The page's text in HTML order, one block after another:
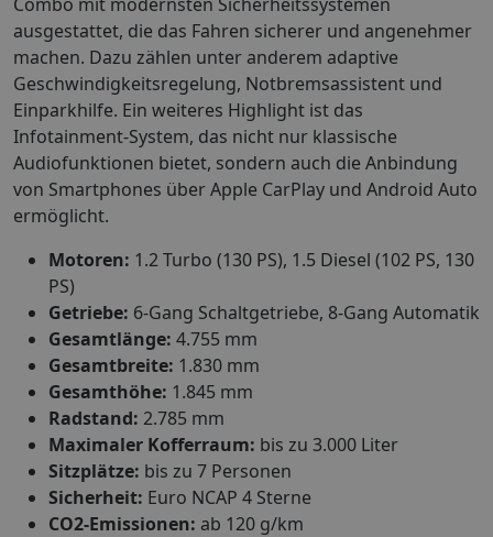
ausgestattet, die das Fahren sicherer und angenehmer
machen. Dazu zählen unter anderem adaptive
Geschwindigkeitsregelung, Notbremsassistent und
Einparkhilfe. Ein weiteres Highlight ist das
Infotainment-System, das nicht nur klassische
Audiofunktionen bietet, sondern auch die Anbindung
von Smartphones über Apple CarPlay und Android Auto
ermöglicht.
Motoren: 1.2 Turbo (130 PS), 1.5 Diesel (102 PS, 130
PS)
Getriebe: 6-Gang Schaltgetriebe, 8-Gang Automatik
Gesamtlänge: 4.755 mm
Gesamtbreite: 1.830 mm
Gesamthöhe: 1.845 mm
Radstand: 2.785 mm
Maximaler Kofferraum: bis zu 3.000 Liter
Sitzplätze: bis zu 7 Personen
Sicherheit: Euro NCAP 4 Sterne
CO2-Emissionen: ab 120 g/km